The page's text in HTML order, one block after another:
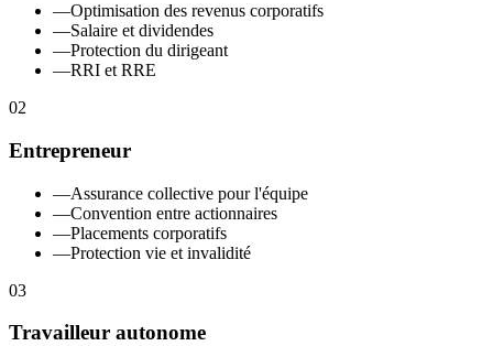
—Optimisation des revenus corporatifs
—Salaire et dividendes
—Protection du dirigeant
—RRI et RRE
02
Entrepreneur
—Assurance collective pour l'équipe
—Convention entre actionnaires
—Placements corporatifs
—Protection vie et invalidité
03
Travailleur autonome